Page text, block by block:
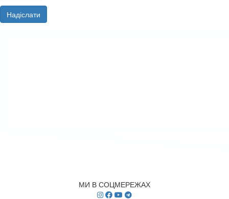
Надіслати
МИ В СОЦМЕРЕЖАХ